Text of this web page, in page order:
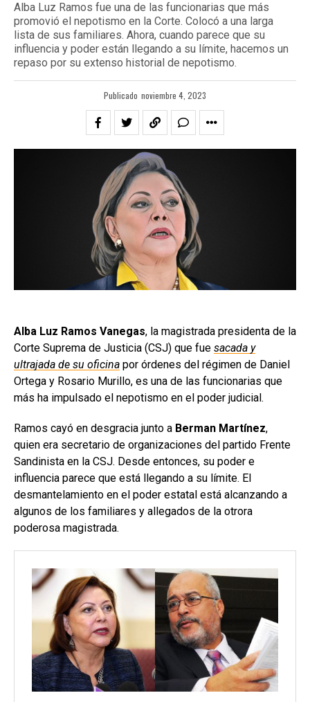
Alba Luz Ramos fue una de las funcionarias que más
promovió el nepotismo en la Corte. Colocó a una larga
lista de sus familiares. Ahora, cuando parece que su
influencia y poder están llegando a su límite, hacemos un
repaso por su extenso historial de nepotismo.
Publicado noviembre 4, 2023
Alba Luz Ramos Vanegas, la magistrada presidenta de la
Corte Suprema de Justicia (CSJ) que fue sacada y
ultrajada de su oficina por órdenes del régimen de Daniel
Ortega y Rosario Murillo, es una de las funcionarias que
más ha impulsado el nepotismo en el poder judicial.
Ramos cayó en desgracia junto a Berman Martínez,
quien era secretario de organizaciones del partido Frente
Sandinista en la CSJ. Desde entonces, su poder e
influencia parece que está llegando a su límite. El
desmantelamiento en el poder estatal está alcanzando a
algunos de los familiares y allegados de la otrora
poderosa magistrada.